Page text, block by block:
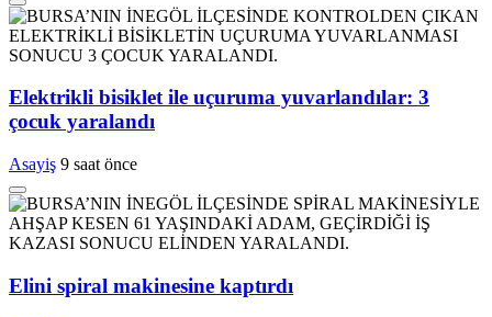
Elektrikli bisiklet ile uçuruma yuvarlandılar: 3
çocuk yaralandı
Asayiş 9 saat önce
Elini spiral makinesine kaptırdı